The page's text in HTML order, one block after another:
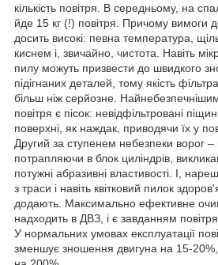
кількість повітря. В середньому, на
йде 15 кг (!) повітря. Причому вимоги
досить високі: певна температура,
киснем і, звичайно, чистота. Навіть
пилу можуть призвести до швидкого
підігнаних деталей, тому якість
більш ніж серйозне.
повітря є пісок: невідфільтровані
поверхні, як наждак, приводячи їх у
Другий за ступенем небезпеки ворог –
потрапляючи в блок циліндрів,
потужні абразивні властивості. І,
з траси і навіть квітковий пилок
додають. Максимально ефективне
надходить в ДВЗ, і є завданням
У нормальних умовах експлуатації
зменшує зношення двигуна на 15-